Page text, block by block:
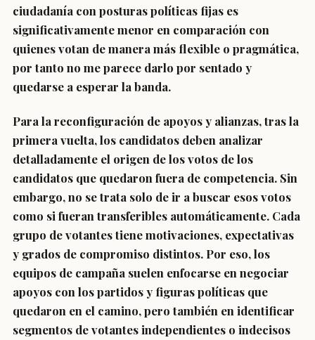
ciudadanía con posturas políticas fijas es
significativamente menor en comparación con
quienes votan de manera más flexible o pragmática,
por tanto no me parece darlo por sentado y
quedarse a esperar la banda.
Para la reconfiguración de apoyos y alianzas, tras la
primera vuelta, los candidatos deben analizar
detalladamente el origen de los votos de los
candidatos que quedaron fuera de competencia. Sin
embargo, no se trata solo de ir a buscar esos votos
como si fueran transferibles automáticamente. Cada
grupo de votantes tiene motivaciones, expectativas
y grados de compromiso distintos. Por eso, los
equipos de campaña suelen enfocarse en negociar
apoyos con los partidos y figuras políticas que
quedaron en el camino, pero también en identificar
segmentos de votantes independientes o indecisos